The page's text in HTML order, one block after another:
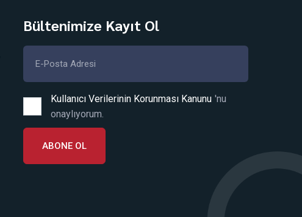
Bültenimize Kayıt Ol
Kullanıcı Verilerinin Korunması Kanunu 'nu
onaylıyorum.
ABONE OL